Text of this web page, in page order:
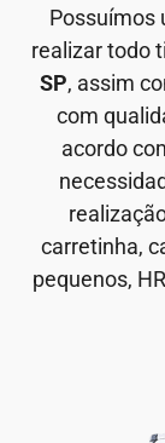
Possuímos
realizar todo
SP, assim
com
acordo
carretinha,
pequenos,